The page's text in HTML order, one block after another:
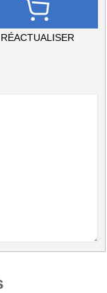
RÉACTUALISER